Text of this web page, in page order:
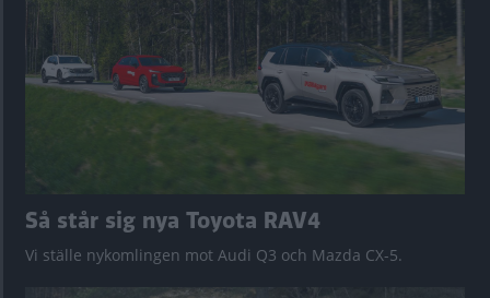
Så står sig nya Toyota RAV4
Vi ställe nykomlingen mot Audi Q3 och Mazda CX-5.